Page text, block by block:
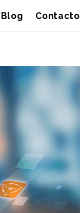
Blog Contacto